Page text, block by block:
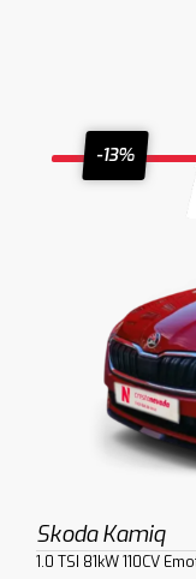
-13%
Skoda Kamiq
1.0 TSI 81kW 110CV